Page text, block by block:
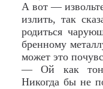
А вот —
излить, так
родиться
бренному
может это
— Ой как
Никогда бы не